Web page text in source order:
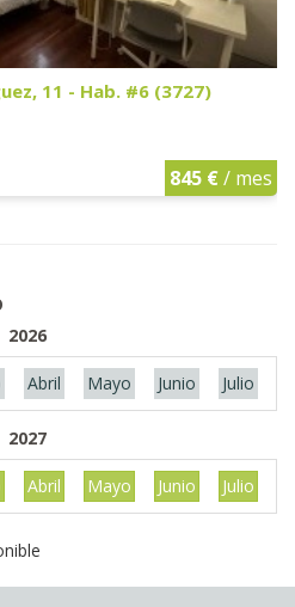
11 - Hab. #6 (3727)
845 €/ mes
2026
Abril Mayo Junio Julio
2027
Abril Mayo Junio Julio